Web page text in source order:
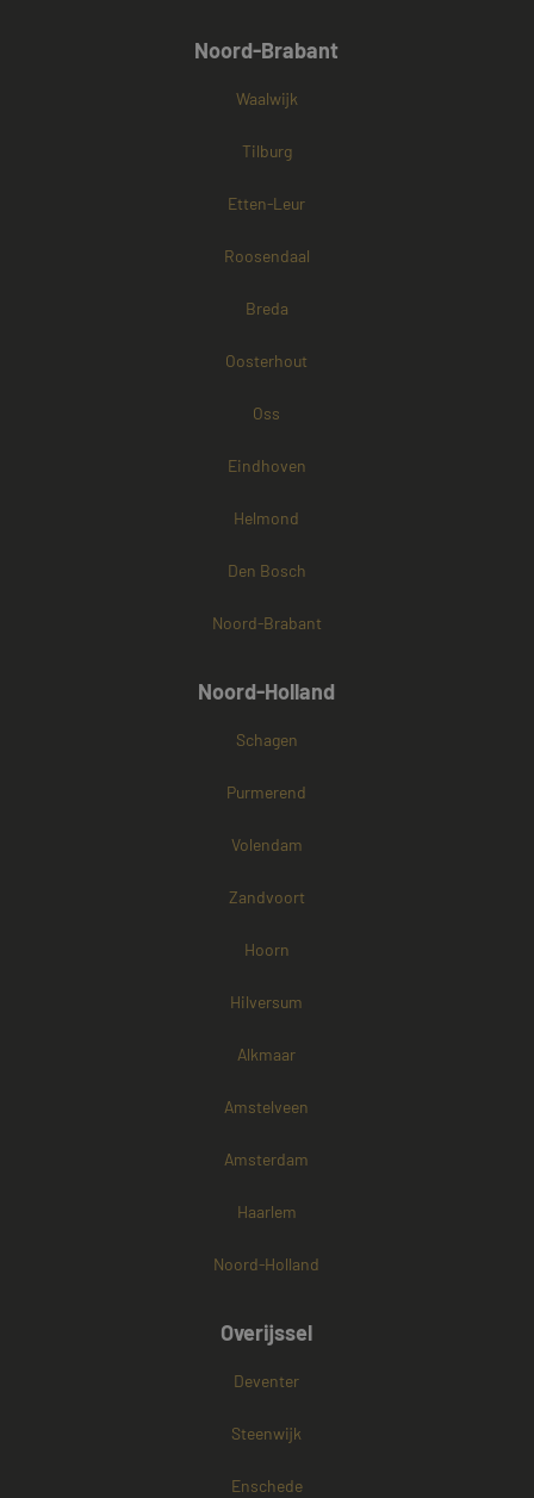
Noord-Brabant
Waalwijk
Tilburg
Etten-Leur
Roosendaal
Breda
Oosterhout
Oss
Eindhoven
Helmond
Den Bosch
Noord-Brabant
Noord-Holland
Schagen
Purmerend
Volendam
Zandvoort
Hoorn
Hilversum
Alkmaar
Amstelveen
Amsterdam
Haarlem
Noord-Holland
Overijssel
Deventer
Steenwijk
Enschede